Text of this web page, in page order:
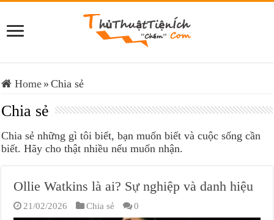
Home » Chia sẻ
Chia sẻ
Chia sẻ những gì tôi biết, bạn muốn biết và cuộc sống cần
biết. Hãy cho thật nhiều nếu muốn nhận.
Ollie Watkins là ai? Sự nghiệp và danh hiệu
21/02/2026 Chia sẻ 0